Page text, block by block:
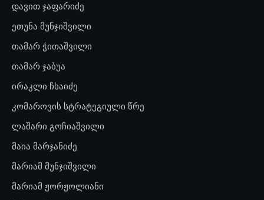
დავით ჯაფარიძე
ეთუნა მუნჯიშვილი
თამარ ჭითაშვილი
თამარ ჯაბუა
ირაკლი ჩხაიძე
კომაროვის სტრატეგიული წრე
ლაშარი გოჩიაშვილი
მაია მარჯანიძე
მარიამ მუნჯიშვილი
მარიამ ჟორჟოლიანი